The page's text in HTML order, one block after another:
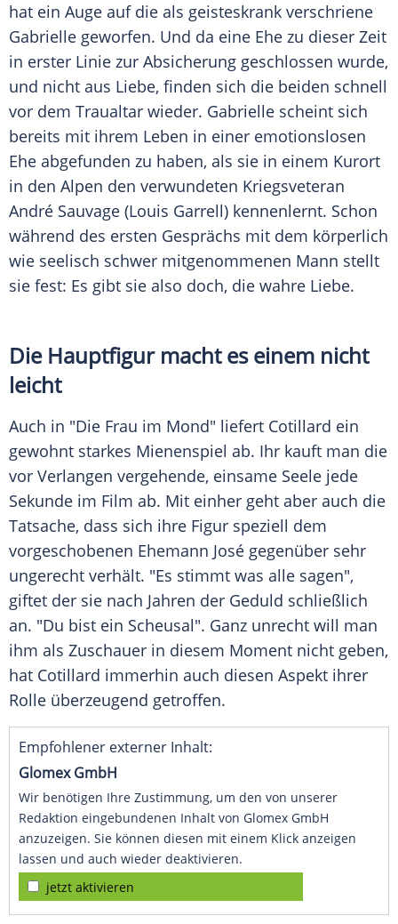
hat ein Auge auf die als geisteskrank verschriene
Gabrielle geworfen. Und da eine Ehe zu dieser Zeit
in erster Linie zur Absicherung geschlossen wurde,
und nicht aus Liebe, finden sich die beiden schnell
vor dem Traualtar wieder. Gabrielle scheint sich
bereits mit ihrem Leben in einer emotionslosen
Ehe abgefunden zu haben, als sie in einem Kurort
in den Alpen den verwundeten Kriegsveteran
André Sauvage (Louis Garrell) kennenlernt. Schon
während des ersten Gesprächs mit dem körperlich
wie seelisch schwer mitgenommenen Mann stellt
sie fest: Es gibt sie also doch, die wahre Liebe.
Die Hauptfigur macht es einem nicht
leicht
Auch in "Die Frau im Mond" liefert Cotillard ein
gewohnt starkes Mienenspiel ab. Ihr kauft man die
vor Verlangen vergehende, einsame Seele jede
Sekunde im Film ab. Mit einher geht aber auch die
Tatsache, dass sich ihre Figur speziell dem
vorgeschobenen Ehemann José gegenüber sehr
ungerecht verhält. "Es stimmt was alle sagen",
giftet der sie nach Jahren der Geduld schließlich
an. "Du bist ein Scheusal". Ganz unrecht will man
ihm als Zuschauer in diesem Moment nicht geben,
hat Cotillard immerhin auch diesen Aspekt ihrer
Rolle überzeugend getroffen.
Empfohlener externer Inhalt:
Glomex GmbH
Wir benötigen Ihre Zustimmung, um den von unserer
Redaktion eingebundenen Inhalt von Glomex GmbH
anzuzeigen. Sie können diesen mit einem Klick anzeigen
lassen und auch wieder deaktivieren.
jetzt aktivieren